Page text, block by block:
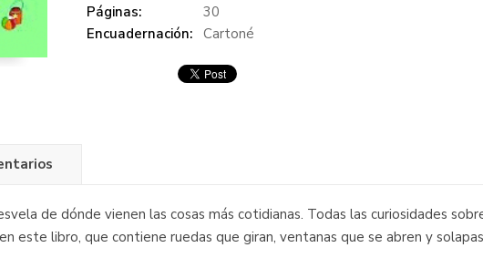
Páginas:
30
Encuadernación:
Cartoné
de dónde vienen las cosas más cotidianas. Todas las curiosidades
este libro, que contiene ruedas que giran, ventanas que se abren y